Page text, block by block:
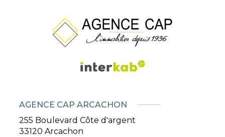
AGENCE CAP ARCACHON
255 Boulevard Côte d'argent
33120 Arcachon